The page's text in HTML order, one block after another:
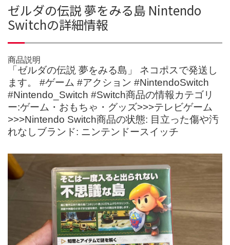
ゼルダの伝説 夢をみる島 Nintendo
Switchの詳細情報
商品説明
「ゼルダの伝説 夢をみる島」 ネコポスで発送し
ます。 #ゲーム #アクション #NintendoSwitch
#Nintendo_Switch #Switch商品の情報カテゴリ
ー:ゲーム・おもちゃ・グッズ>>>テレビゲーム
>>>Nintendo Switch商品の状態: 目立った傷や汚
れなしブランド: ニンテンドースイッチ